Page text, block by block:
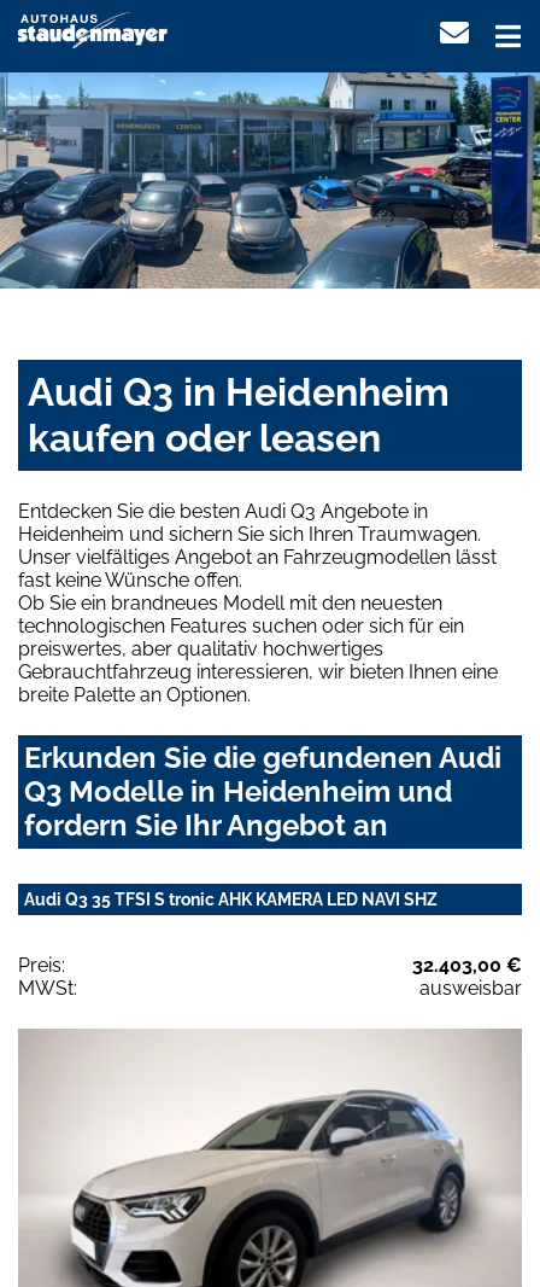
Audi Q3 in Heidenheim
kaufen oder leasen
Entdecken Sie die besten Audi Q3 Angebote in
Heidenheim und sichern Sie sich Ihren Traumwagen.
Unser vielfältiges Angebot an Fahrzeugmodellen lässt
fast keine Wünsche offen.
Ob Sie ein brandneues Modell mit den neuesten
technologischen Features suchen oder sich für ein
preiswertes, aber qualitativ hochwertiges
Gebrauchtfahrzeug interessieren, wir bieten Ihnen eine
breite Palette an Optionen.
Erkunden Sie die gefundenen Audi
Q3 Modelle in Heidenheim und
fordern Sie Ihr Angebot an
Audi Q3 35 TFSI S tronic AHK KAMERA LED NAVI SHZ
Preis:
32.403,00 €
MWSt:
ausweisbar